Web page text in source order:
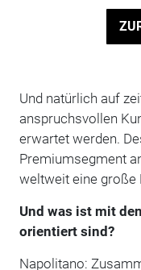
Und natürlich auf
anspruchsvollen
erwartet werden.
Premiumsegment
weltweit eine große
Und was ist mit
orientiert sind?
Napolitano: